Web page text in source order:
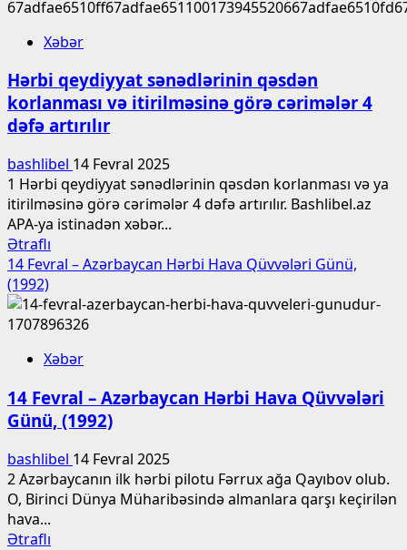
hərbi
qeydiyyata
alınmaqdan
boyun
qaçırmaya
görə
cəzalar
Xəbər
Hərbi qeydiyyat sənədlərinin qəsdən
korlanması və itirilməsinə görə cərimələr 4
dəfə artırılır
bashlibel 14 Fevral 2025
1 Hərbi qeydiyyat sənədlərinin qəsdən korlanması və ya
itirilməsinə görə cərimələr 4 dəfə artırılır. Bashlibel.az
APA-ya istinadən xəbər...
Ətraflı
more
Hərbi
qeydiyyat
qəsdən
və
itirilməsinə
cərimələr
4
dəfə
14 Fevral – Azərbaycan Hərbi Hava Qüvvələri Günü,
(1992)
Xəbər
14 Fevral – Azərbaycan Hərbi Hava Qüvvələri
Günü, (1992)
bashlibel 14 Fevral 2025
2 Azərbaycanın ilk hərbi pilotu Fərrux ağa Qayıbov olub.
O, Birinci Dünya Müharibəsində almanlara qarşı keçirilən
hava...
Ətraflı